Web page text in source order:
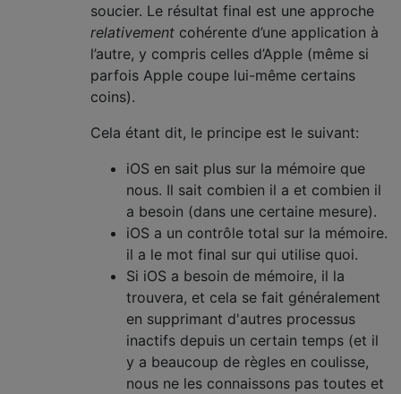
soucier. Le résultat final est une approche
relativement cohérente d’une application à
l’autre, y compris celles d’Apple (même si
parfois Apple coupe lui-même certains
coins).
Cela étant dit, le principe est le suivant:
iOS en sait plus sur la mémoire que
nous. Il sait combien il a et combien il
a besoin (dans une certaine mesure).
iOS a un contrôle total sur la mémoire.
il a le mot final sur qui utilise quoi.
Si iOS a besoin de mémoire, il la
trouvera, et cela se fait généralement
en supprimant d'autres processus
inactifs depuis un certain temps (et il
y a beaucoup de règles en coulisse,
nous ne les connaissons pas toutes et